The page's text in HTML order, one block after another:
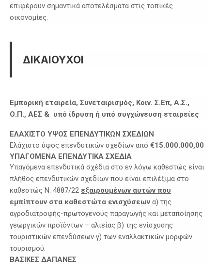
επιφέρουν σημαντικά αποτελέσματα στις τοπικές
οικονομίες.
ΔΙΚΑΙΟΥΧΟΙ
Εμπορική εταιρεία, Συνεταιρισμός, Κοιν. Σ.Επ, Α.Σ.,
Ο.Π., ΑΕΣ & υπό ίδρυση ή υπό συγχώνευση εταιρείες
ΕΛΑΧΙΣΤΟ ΥΨΟΣ ΕΠΕΝΔΥΤΙΚΩΝ ΣΧΕΔΙΩΝ
Ελάχιστο ύψος επενδυτικών σχεδίων από €15.000.000,00
ΥΠΑΓΟΜΕΝΑ ΕΠΕΝΔΥΤΙΚΑ ΣΧΕΔΙΑ
Υπαγόμενα επενδυτικά σχέδια στο εν λόγω καθεστώς είναι
πλήθος επενδυτικών σχεδίων που είναι επιλέξιμα στο
καθεστώς Ν. 4887/22 εξαιρουμένων αυτών που
εμπίπτουν στα καθεστώτα ενισχύσεωνα) της
αγροδιατροφής-πρωτογενούς παραγωγής και μεταποίησης
γεωργικών προϊόντων – αλιείας β) της ενίσχυσης
τουριστικών επενδύσεων γ) των εναλλακτικών μορφών
τουρισμού.
ΒΑΣΙΚΕΣ ΔΑΠΑΝΕΣ